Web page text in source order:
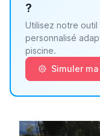
?
Utilisez notre
personnalisé
piscine.
Simuler